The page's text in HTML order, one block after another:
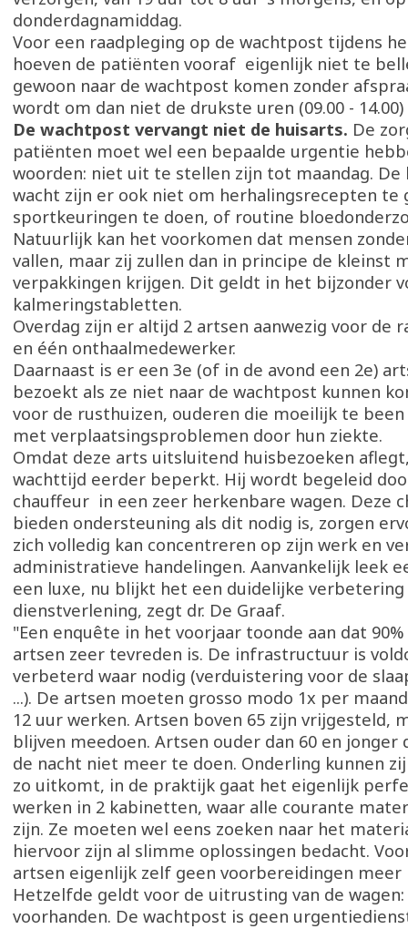
donderdagnamiddag.
Voor een raadpleging op de wachtpost tijdens
hoeven de patiënten vooraf eigenlijk niet te
gewoon naar de wachtpost komen zonder
wordt om dan niet de drukste uren (09.00 -
De wachtpost vervangt niet de huisarts. De
patiënten moet wel een bepaalde urgentie
woorden: niet uit te stellen zijn tot maandag. De
wacht zijn er ook niet om herhalingsrecepten te
sportkeuringen te doen, of routine
Natuurlijk kan het voorkomen dat mensen
vallen, maar zij zullen dan in principe de kleinst
verpakkingen krijgen. Dit geldt in het bijzonder
kalmeringstabletten.
Overdag zijn er altijd 2 artsen aanwezig voor de
en één onthaalmedewerker.
Daarnaast is er een 3e (of in de avond een 2e)
bezoekt als ze niet naar de wachtpost kunnen
voor de rusthuizen, ouderen die moeilijk te
met verplaatsingsproblemen door hun ziekte.
Omdat deze arts uitsluitend huisbezoeken
wachttijd eerder beperkt. Hij wordt begeleid
chauffeur in een zeer herkenbare wagen. Deze
bieden ondersteuning als dit nodig is, zorgen
zich volledig kan concentreren op zijn werk en
administratieve handelingen. Aanvankelijk leek
een luxe, nu blijkt het een duidelijke verbetering
dienstverlening, zegt dr. De Graaf.
"Een enquête in het voorjaar toonde aan dat 90%
artsen zeer tevreden is. De infrastructuur is
verbeterd waar nodig (verduistering voor de
...). De artsen moeten grosso modo 1x per
12 uur werken. Artsen boven 65 zijn vrijgesteld,
blijven meedoen. Artsen ouder dan 60 en jonger
de nacht niet meer te doen. Onderling kunnen
zo uitkomt, in de praktijk gaat het eigenlijk
werken in 2 kabinetten, waar alle courante
zijn. Ze moeten wel eens zoeken naar het
hiervoor zijn al slimme oplossingen bedacht.
artsen eigenlijk zelf geen voorbereidingen meer
Hetzelfde geldt voor de uitrusting van de wagen:
voorhanden. De wachtpost is geen